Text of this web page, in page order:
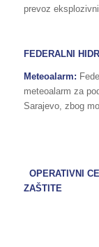
prevoz
FEDERALNI
Meteoalarm:
meteoalarm za
Sarajevo, zbog
OPERATIVNI
ZAŠTITE